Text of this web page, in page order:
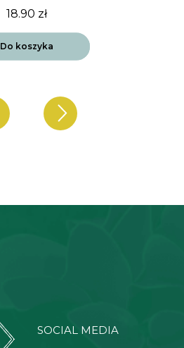
18.90 zł
Do koszyka
SOCIAL MEDIA